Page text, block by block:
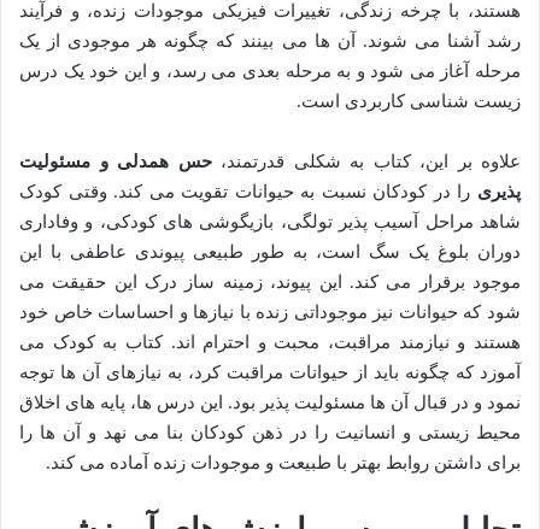
هستند، با چرخه زندگی، تغییرات فیزیکی موجودات زنده، و فرآیند
رشد آشنا می شوند. آن ها می بینند که چگونه هر موجودی از یک
مرحله آغاز می شود و به مرحله بعدی می رسد، و این خود یک درس
زیست شناسی کاربردی است.
علاوه بر این، کتاب به شکلی قدرتمند،حس همدلی و مسئولیت
پذیری را در کودکان نسبت به حیوانات تقویت می کند. وقتی کودک
شاهد مراحل آسیب پذیر تولگی، بازیگوشی های کودکی، و وفاداری
دوران بلوغ یک سگ است، به طور طبیعی پیوندی عاطفی با این
موجود برقرار می کند. این پیوند، زمینه ساز درک این حقیقت می
شود که حیوانات نیز موجوداتی زنده با نیازها و احساسات خاص خود
هستند و نیازمند مراقبت، محبت و احترام اند. کتاب به کودک می
آموزد که چگونه باید از حیوانات مراقبت کرد، به نیازهای آن ها توجه
نمود و در قبال آن ها مسئولیت پذیر بود. این درس ها، پایه های اخلاق
محیط زیستی و انسانیت را در ذهن کودکان بنا می نهد و آن ها را
برای داشتن روابط بهتر با طبیعت و موجودات زنده آماده می کند.